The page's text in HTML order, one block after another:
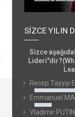
SIZCE YILIN
Sizce
Recep Tayyip
Emmanuel
Vladimir PUTIN